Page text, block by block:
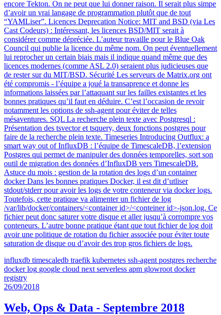
encore Tekton. On ne peut que lui donner raison. Il serait plus simpe
d’avoir un vrai langage de programmation plutôt que de tout
“YAMLiser”. Licences Deprecation Notice: MIT and BSD (via Les
Cast Codeurs) : Intéressant, les licences BSD/MIT serait à
considérer comme dépréciée. L’auteur travaille pour le Blue Oak
Council qui publie la licence du même nom. On peut éventuellement
lui reprocher un certain biais mais il indique quand même que des
licences modernes (comme ASL 2.0) seraient plus judicieuses que
de rester sur du MIT/BSD. Sécurité Les serveurs de Matrix.org ont
été compromis - l’équipe a joué la transaprence et donne les
informations laissées par l’attaquant sur les failles existantes et les
bonnes pratiques qu’il faut en déduire. C’est l’occasion de revoir
notamment les options de ssh-agent pour éviter de telles
mésaventures. SQL La recherche plein texte avec Postgresql :
Présentation des tsvector et tsquery, deux fonctions postgres pour
faire de la recherche plein texte. Timeseries Introducing Outflux: a
smart way out of InfluxDB : l’équipe de TimescaleDB, l’extension
Postgres qui permet de manipuler des données temporelles, sort son
outil de migration des données d’InfluxDB vers TimescaleDB.
Astuce du mois : gestion de la rotation des logs d’un container
docker Dans les bonnes pratiques Docker, il est dit d’utliser
stdout/stderr pour avoir les logs de votre conteneur via docker logs.
Toutefois, cette pratique va alimenter un fichier de log
/var/lib/docker/containers/<container id>/<conteiner id>-json.log. Ce
fichier peut donc saturer votre disque et aller jusqu’à corrompre vos
conteneurs. L’autre bonne pratique étant que tout fichier de log doit
avoir une politique de rotation du fichier associée pour éviter toute
saturation de disque ou d’avoir des trop gros fichiers de logs.
influxdb timescaledb traefik kubernetes ssh-agent postgres recherche
docker log google cloud next serverless apm glowroot docker
registry
26/09/2018
Web, Ops & Data - Septembre 2018